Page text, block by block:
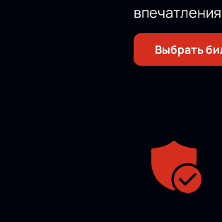
впечатления
Выбрать